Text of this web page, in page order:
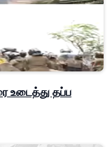
உடைத்து தப்ப